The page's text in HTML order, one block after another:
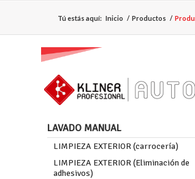
Tú estás aquí: Inicio / Productos /
LAVADO MANUAL
LIMPIEZA EXTERIOR (carrocería)
LIMPIEZA EXTERIOR (Eliminación de
adhesivos)